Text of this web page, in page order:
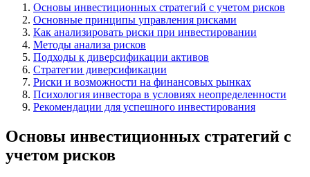
Основы инвестиционных стратегий с учетом рисков
Основные принципы управления рисками
Как анализировать риски при инвестировании
Методы анализа рисков
Подходы к диверсификации активов
Стратегии диверсификации
Риски и возможности на финансовых рынках
Психология инвестора в условиях неопределенности
Рекомендации для успешного инвестирования
Основы инвестиционных стратегий с
учетом рисков